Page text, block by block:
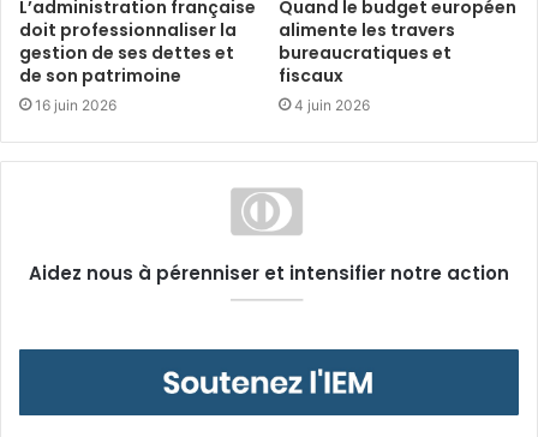
L’administration française
doit professionnaliser la
gestion de ses dettes et
de son patrimoine
16 juin 2026
Quand le budget européen
alimente les travers
bureaucratiques et
fiscaux
4 juin 2026
Aidez nous à pérenniser et intensifier notre action